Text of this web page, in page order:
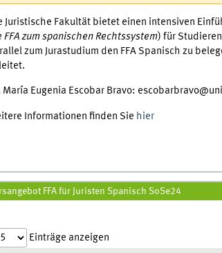
Juristische Fakultät bietet einen intensiven
FFA zum spanischen Rechtssystem) für
zum Jurastudium den FFA Spanisch zu
María Eugenia Escobar Bravo:
Informationen finden Sie hier
FFA für Juristen Spanisch SoSe24
Einträge anzeigen